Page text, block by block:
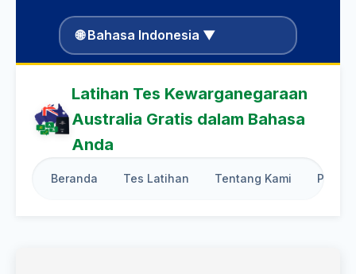
🌐 Bahasa Indonesia ▼
Latihan Tes Kewarganegaraan
Australia Gratis dalam Bahasa
Anda
Beranda Tes Latihan Tentang Kami